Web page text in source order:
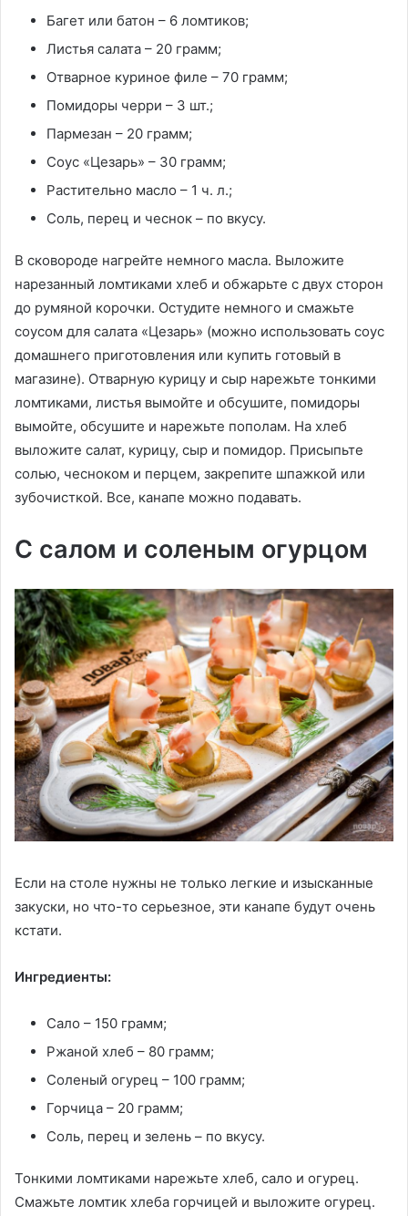
Багет или батон – 6 ломтиков;
Листья салата – 20 грамм;
Отварное куриное филе – 70 грамм;
Помидоры черри – 3 шт.;
Пармезан – 20 грамм;
Соус «Цезарь» – 30 грамм;
Растительно масло – 1 ч. л.;
Соль, перец и чеснок – по вкусу.
В сковороде нагрейте немного масла. Выложите
нарезанный ломтиками хлеб и обжарьте с двух сторон
до румяной корочки. Остудите немного и смажьте
соусом для салата «Цезарь» (можно использовать соус
домашнего приготовления или купить готовый в
магазине). Отварную курицу и сыр нарежьте тонкими
ломтиками, листья вымойте и обсушите, помидоры
вымойте, обсушите и нарежьте пополам. На хлеб
выложите салат, курицу, сыр и помидор. Присыпьте
солью, чесноком и перцем, закрепите шпажкой или
зубочисткой. Все, канапе можно подавать.
С салом и соленым огурцом
Если на столе нужны не только легкие и изысканные
закуски, но что-то серьезное, эти канапе будут очень
кстати.
Ингредиенты:
Сало – 150 грамм;
Ржаной хлеб – 80 грамм;
Соленый огурец – 100 грамм;
Горчица – 20 грамм;
Соль, перец и зелень – по вкусу.
Тонкими ломтиками нарежьте хлеб, сало и огурец.
Смажьте ломтик хлеба горчицей и выложите огурец.